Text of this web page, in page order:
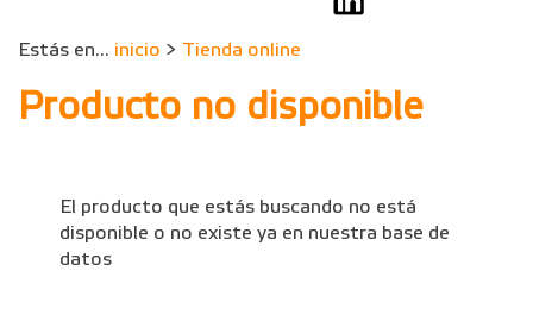
Estás en... inicio > Tienda online
Producto no disponible
El producto que estás buscando no está
disponible o no existe ya en nuestra base de
datos